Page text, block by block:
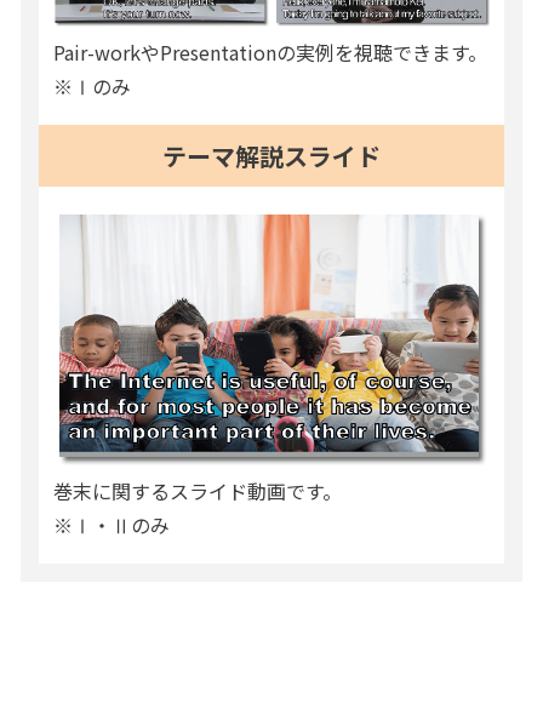
Pair-workやPresentationの実例を視聴できます。
※Ⅰのみ
テーマ解説スライド
巻末に関するスライド動画です。
※Ⅰ・Ⅱのみ